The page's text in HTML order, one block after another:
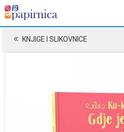
KNJIGE I SLIKOVNICE